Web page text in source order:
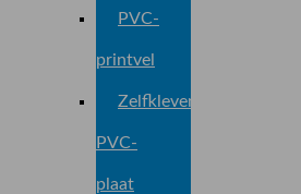
PVC-
printvel
Zelfklevend
PVC-
plaat